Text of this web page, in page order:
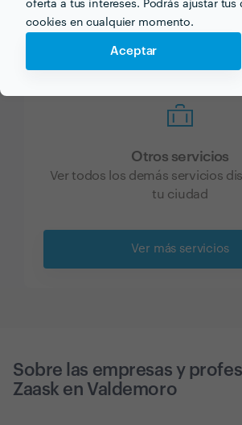
oferta a tus intereses. Podrás ajustar
cookies en cualquier momento.
Aceptar
Psicología
Otros servicios
Ver todos los demás servicios
tu ciudad
Ver más servicios
Sobre las empresas y
Zaask en Valdemoro